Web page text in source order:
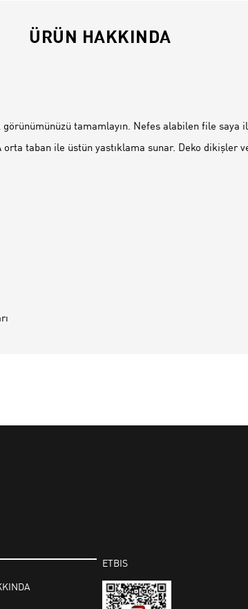
ÜRÜN HAKKINDA
görünümünüzü tamamlayın. Nefes alabilen file saya
orta taban ile üstün yastıklama sunar. Deko dikişler